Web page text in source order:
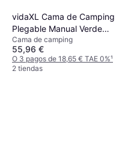
vidaXL Cama de Camping
Plegable Manual Verde
Oscuro
Cama de camping
55,96 €
O 3 pagos de 18,65 € TAE 0%¹
2 tiendas